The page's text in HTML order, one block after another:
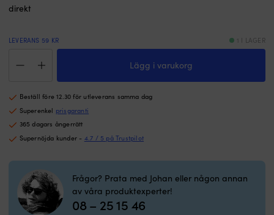
direkt
LEVERANS 59 KR 1 I LAGER
Martyr,
/
Ø222.3
mm,
för
roder
mängd
Lägg i varukorg
Beställ före 12.30 för utleverans samma dag
Superenkel prisgaranti
365 dagars ångerrätt
Supernöjda kunder - 4.7 / 5 på Trustpilot
Frågor? Prata med Johan eller någon annan
av våra produktexperter!
08 – 25 15 46